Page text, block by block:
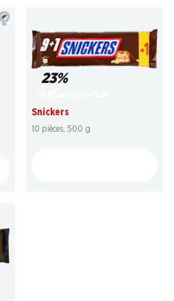
23%
Snickers
10 pièces, 500 g